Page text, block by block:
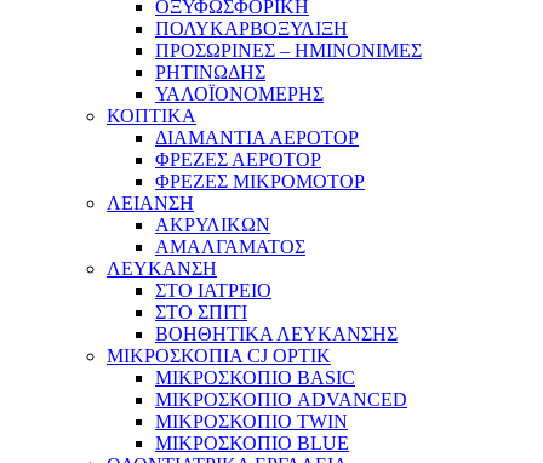
ΟΞΥΦΩΣΦΟΡΙΚΗ
ΠΟΛΥΚΑΡΒΟΞΥΛΙΞΗ
ΠΡΟΣΩΡΙΝΕΣ – ΗΜΙΝΟΝΙΜΕΣ
ΡΗΤΙΝΩΔΗΣ
ΥΑΛΟΪΟΝΟΜΕΡΗΣ
ΚΟΠΤΙΚΑ
ΔΙΑΜΑΝΤΙΑ ΑΕΡΟΤΟΡ
ΦΡΕΖΕΣ ΑΕΡΟΤΟΡ
ΦΡΕΖΕΣ ΜΙΚΡΟΜΟΤΟΡ
ΛΕΙΑΝΣΗ
ΑΚΡΥΛΙΚΩΝ
ΑΜΑΛΓΑΜΑΤΟΣ
ΛΕΥΚΑΝΣΗ
ΣΤΟ ΙΑΤΡΕΙΟ
ΣΤΟ ΣΠΙΤΙ
ΒΟΗΘΗΤΙΚΑ ΛΕΥΚΑΝΣΗΣ
ΜΙΚΡΟΣΚΟΠΙΑ CJ OPTIK
ΜΙΚΡΟΣΚΟΠΙΟ BASIC
ΜΙΚΡΟΣΚΟΠΙΟ ADVANCED
ΜΙΚΡΟΣΚΟΠΙΟ TWIN
ΜΙΚΡΟΣΚΟΠΙΟ BLUE